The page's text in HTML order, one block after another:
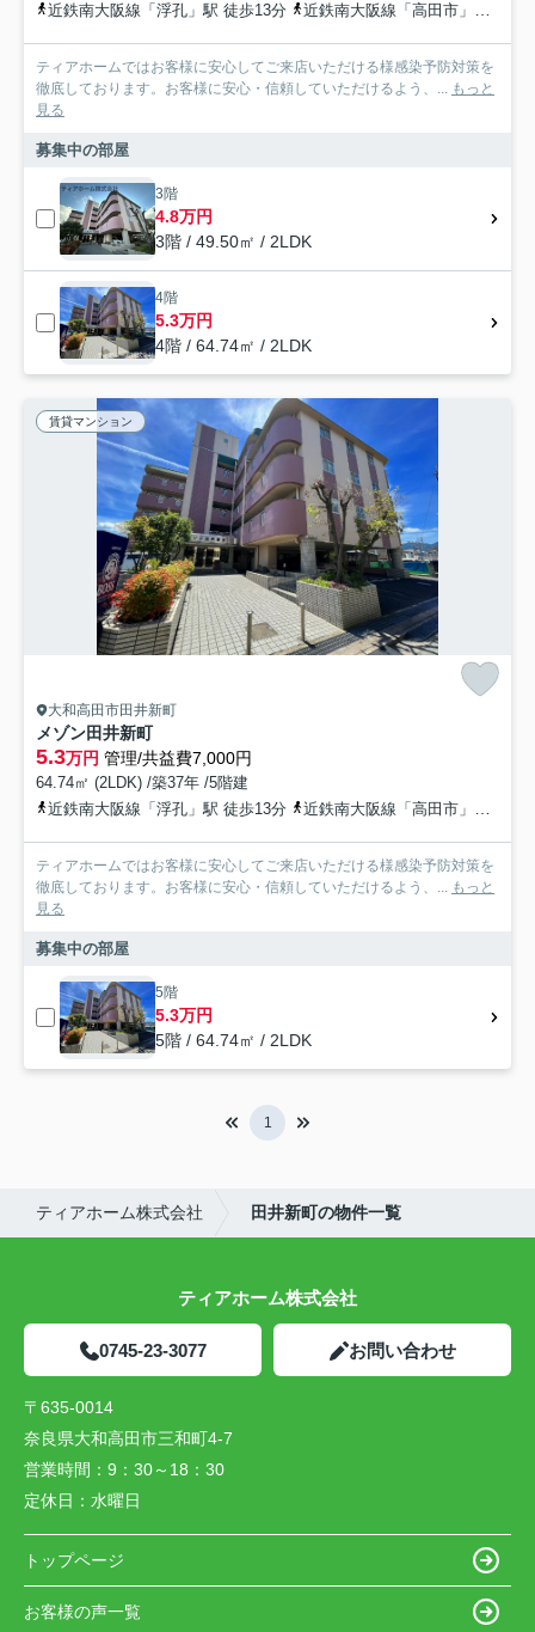
近鉄南大阪線「浮孔」駅 徒歩13分
近鉄南大阪線「高田市」駅 徒歩16分
ティアホームではお客様に安心してご来店いただける様感染予防対策を
徹底しております。お客様に安心・信頼していただけるよう、... もっと
見る
募集中の部屋
3階
4.8万円
3階 / 49.50㎡ / 2LDK
4階
5.3万円
4階 / 64.74㎡ / 2LDK
賃貸マンション
大和高田市田井新町
メゾン田井新町
5.3万円 管理/共益費7,000円
64.74㎡ (2LDK) /築37年 /5階建
近鉄南大阪線「浮孔」駅 徒歩13分
近鉄南大阪線「高田市」駅 徒歩16分
ティアホームではお客様に安心してご来店いただける様感染予防対策を
徹底しております。お客様に安心・信頼していただけるよう、... もっと
見る
募集中の部屋
5階
5.3万円
5階 / 64.74㎡ / 2LDK
1
ティアホーム株式会社 田井新町の物件一覧
ティアホーム株式会社
0745-23-3077 お問い合わせ
〒635-0014
奈良県大和高田市三和町4-7
営業時間： 9：30～18：30
定休日： 水曜日
トップページ
お客様の声一覧